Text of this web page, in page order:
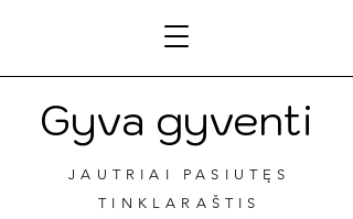
Gyva gyventi
JAUTRIAI PASIUTĘS
TINKLARAŠTIS